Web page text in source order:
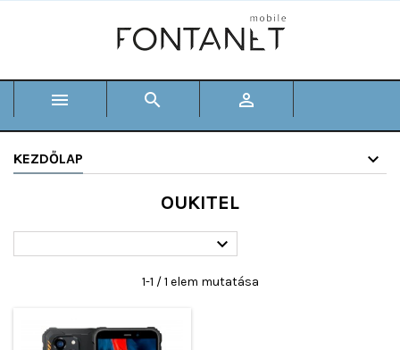
  
KEZDŐLAP
OUKITEL

1-1 / 1 elem mutatása